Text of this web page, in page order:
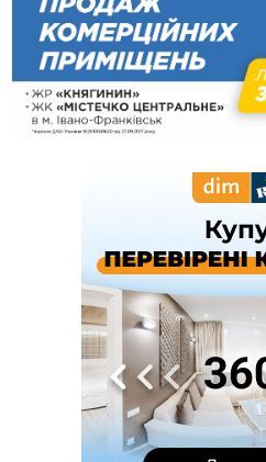
13:30
ФОТО На Надрічній
нового руху
12:57
У Франківську зафіксували
спостережень
12:24
Лікування наркоманії Київ:
терапію якомога раніше
тисяч гривень у валюті,
Податкова передасть в
чоловіків 18–60 років
Водійка, яку на
відмовилася від
У Франківську, Коломиї,
зафіксували рекордну спеку
Змушував надсилати інтимні
затримали підозрюваного у
АМКУ розпочав справу проти
через різні ставки
Синоптики попереджають